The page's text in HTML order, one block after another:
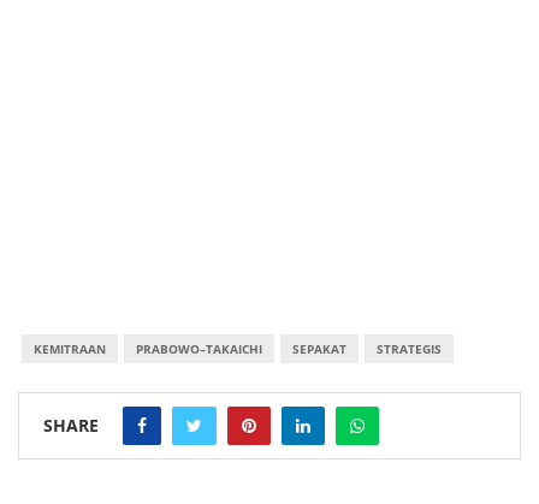
KEMITRAAN PRABOWO–TAKAICHI SEPAKAT STRATEGIS
SHARE